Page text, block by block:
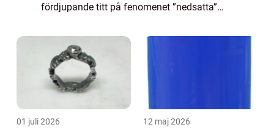
fördjupande titt på fenomenet ”nedsatta”
utforska olika typer...
01 juli 2026 12 maj 2026